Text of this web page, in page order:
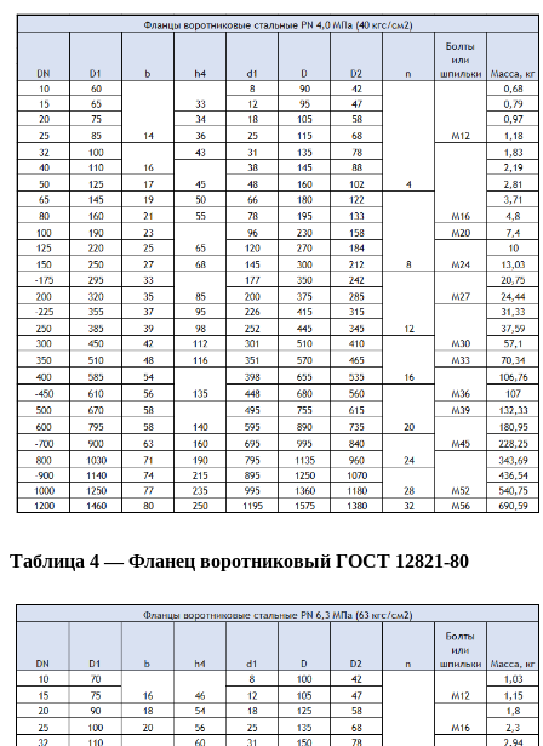
Таблица 4 — Фланец воротниковый ГОСТ 12821-80